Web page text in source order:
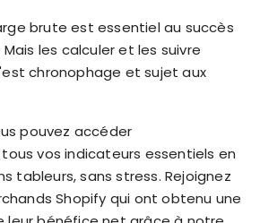
brute est essentiel au succès
les calculer et les suivre
chronophage et sujet aux
pouvez accéder
vos indicateurs essentiels en
tableurs, sans stress. Rejoignez
Shopify qui ont obtenu une